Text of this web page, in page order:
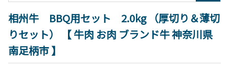
相州牛 BBQ用セット 2.0kg （厚切り＆薄切
りセット） 【 牛肉 お肉 ブランド牛 神奈川県
南足柄市 】